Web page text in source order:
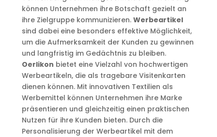
können Unternehmen ihre Botschaft gezielt an
ihre Zielgruppe kommunizieren. Werbeartikel
sind dabei eine besonders effektive Möglichkeit,
um die Aufmerksamkeit der Kunden zu gewinnen
und langfristig im Gedächtnis zu bleiben.
Oerlikon bietet eine Vielzahl von hochwertigen
Werbeartikeln, die als tragebare Visitenkarten
dienen können. Mit innovativen Textilien als
Werbemittel können Unternehmen ihre Marke
präsentieren und gleichzeitig einen praktischen
Nutzen für ihre Kunden bieten. Durch die
Personalisierung der Werbeartikel mit dem